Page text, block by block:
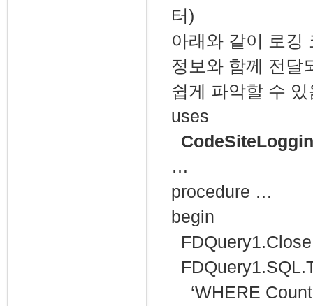
터)
아래와 같이 로깅
정보와 함께 전달
쉽게 파악할 수 있
uses
…
procedure …
begin
‘WHERE